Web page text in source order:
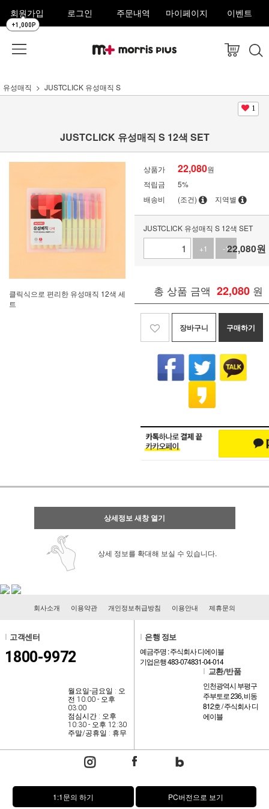
회원가입
+1,000P
로그인 주문내역 마이페이지 이벤트
유성매직 JUSTCLICK 유성매직 S
1
JUSTCLICK 유성매직 S 12색 SET
클릭식으로 편리한 유성매직 12색 세
트
상품가 22,080원
적립금
5%
배송비
(조건) 지역별
JUSTCLICK 유성매직 S 12색 SET
+1
-122,080원
총 상품 금액 22,080 원
장바구니 구매하기
상세정보 새창 열기
상세 정보를 확대해 보실 수 있습니다.
회사소개 이용약관 개인정보취급방침 이용안내 제휴문의
l 고객센터
1800-9972
월요일-금요일 : 오
전 10:00 - 오후
03:00
점심시간 : 오후
10:30 - 오후 12:30
주말/공휴일 : 휴무
l 은행 정보
예금주명 : 주식회사 디에이블
기업은행 483-074831-04-014
l 교환/반품
인천광역시 부평구
주부토로 236, 비동
812호 / 주식회사 디
에이블
1:1문의 하기 PC버전으로 보기